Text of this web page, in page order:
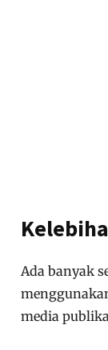
Ada banyak
media